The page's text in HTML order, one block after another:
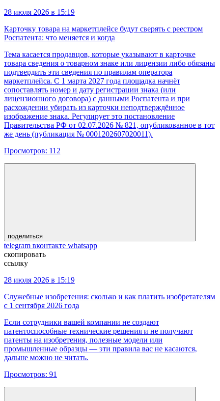
28 июля 2026 в 15:19
Карточку товара на маркетплейсе будут сверять с реестром
Роспатента: что меняется и когда
Тема касается продавцов, которые указывают в карточке
товара сведения о товарном знаке или лицензии либо обязаны
подтвердить эти сведения по правилам оператора
маркетплейса. С 1 марта 2027 года площадка начнёт
сопоставлять номер и дату регистрации знака (или
лицензионного договора) с данными Роспатента и при
расхождении убирать из карточки неподтверждённое
изображение знака. Регулирует это постановление
Правительства РФ от 02.07.2026 № 821, опубликованное в тот
же день (публикация № 0001202607020011).
Просмотров: 112
поделиться
telegram вконтакте whatsapp
скопировать
ссылку
28 июля 2026 в 15:19
Служебные изобретения: сколько и как платить изобретателям
с 1 сентября 2026 года
Если сотрудники вашей компании не создают
патентоспособные технические решения и не получают
патенты на изобретения, полезные модели или
промышленные образцы — эти правила вас не касаются,
дальше можно не читать.
Просмотров: 91